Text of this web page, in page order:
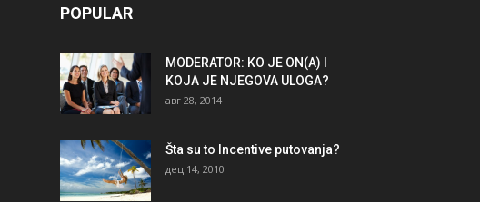
POPULAR
MODERATOR: KO JE ON(A) I
KOJA JE NJEGOVA ULOGA?
авг 28, 2014
Šta su to Incentive putovanja?
дец 14, 2010